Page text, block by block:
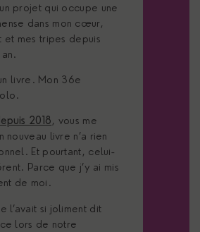
projet qui occupe une
dans mon cœur,
et mes tripes depuis
livre. Mon 36e
2018, vous me
nouveau livre n’a rien
Et pourtant, celui-
Parce que j’y ai mis
de moi.
l’avait si joliment dit
lors de notre